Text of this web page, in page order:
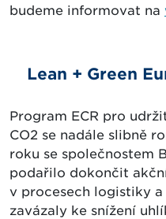
budeme informovat na
Lean + Green
Program ECR pro
CO2 se nadále slibně
roku se společnostem
podařilo dokončit
v procesech logistiky
zavázaly ke snížení